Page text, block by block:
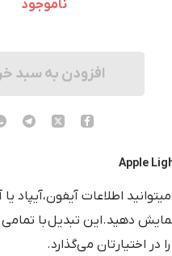
ناموجود
افزودن به سبد
Apple
اطلاعات آیفون،آیپاد